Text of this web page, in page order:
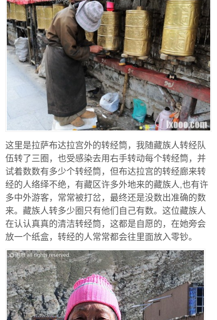
这里是拉萨布达拉宫外的转经筒，我随藏族人转经队
伍转了三圈，也受感染去用右手转动每个转经筒，并
试着数数有多少个转经筒，但布达拉宫的转经廊来转
经的人络绎不绝，有藏区许多外地来的藏族人,也有许
多中外游客，常常被打岔，最终还是没数出准确的数
来。藏族人转多少圈只有他们自己有数。这位藏族人
在认认真真的清洁转经筒，这都是自愿的，在她旁会
放一个纸盒，转经的人常常都会往里面放入零钞。